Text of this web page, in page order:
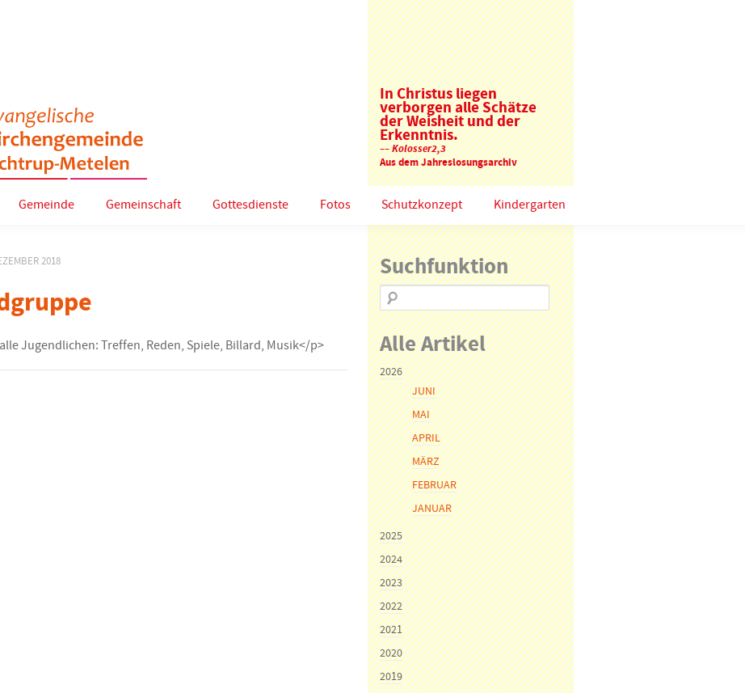
In Christus liegen
verborgen alle Schätze
der Weisheit und der
Erkenntnis.
–– Kolosser2,3
Aus dem Jahreslosungsarchiv
Gemeinde Gemeinschaft Gottesdienste Fotos Schutzkonzept Kindergarten
2018
Jugendlichen: Treffen, Reden, Spiele, Billard, Musik</p>
Suchfunktion
Alle Artikel
2026
JUNI
MAI
APRIL
MÄRZ
FEBRUAR
JANUAR
2025
2024
2023
2022
2021
2020
2019